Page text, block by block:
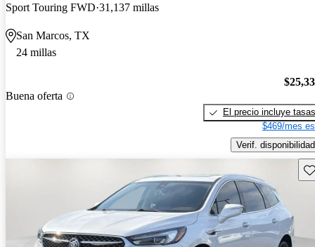
Sport Touring FWD 31,137 millas
San Marcos, TX
24 millas
Buena oferta
El precio incluye tasas
$469/mes
Verif. disponibilidad